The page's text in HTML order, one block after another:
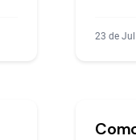
23 de